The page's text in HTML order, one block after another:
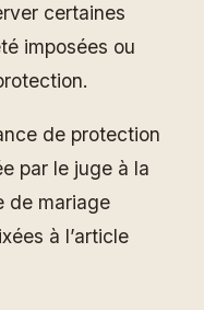
certaines
imposées ou
de protection
par le juge à la
de mariage
à l’article